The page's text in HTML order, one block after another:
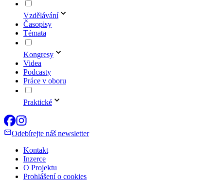
Vzdělávání
Časopisy
Témata
Kongresy
Videa
Podcasty
Práce v oboru
Praktické
Odebírejte náš newsletter
Kontakt
Inzerce
O Projektu
Prohlášení o cookies